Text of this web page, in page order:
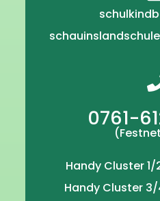
0761-
Handy Cluster 1/
Handy Cluster 3/